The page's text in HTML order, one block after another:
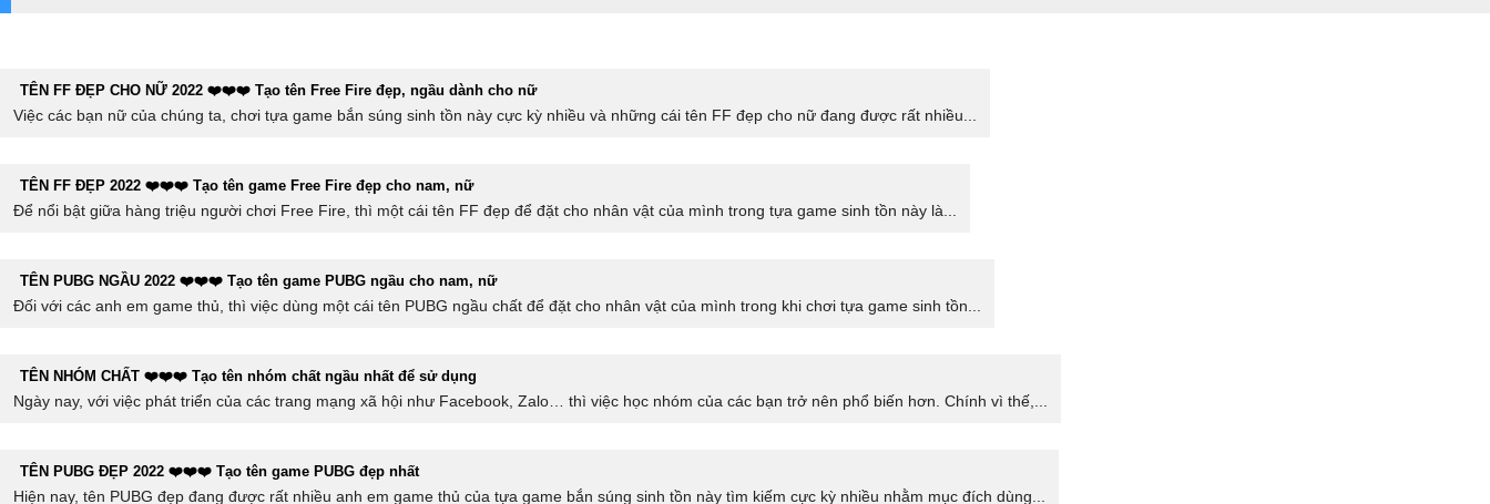
TÊN FF ĐẸP CHO NỮ 2022 ❤️❤️❤️ Tạo tên Free Fire đẹp, ngầu dành cho nữ
Việc các bạn nữ của chúng ta, chơi tựa game bắn súng sinh tồn này cực kỳ nhiều và những cái tên FF đẹp cho nữ đang được rất nhiều...
TÊN FF ĐẸP 2022 ❤️❤️❤️ Tạo tên game Free Fire đẹp cho nam, nữ
Để nổi bật giữa hàng triệu người chơi Free Fire, thì một cái tên FF đẹp để đặt cho nhân vật của mình trong tựa game sinh tồn này là...
TÊN PUBG NGẦU 2022 ❤️❤️❤️ Tạo tên game PUBG ngầu cho nam, nữ
Đối với các anh em game thủ, thì việc dùng một cái tên PUBG ngầu chất để đặt cho nhân vật của mình trong khi chơi tựa game sinh tồn...
TÊN NHÓM CHẤT ❤️❤️❤️ Tạo tên nhóm chất ngầu nhất để sử dụng
Ngày nay, với việc phát triển của các trang mạng xã hội như Facebook, Zalo… thì việc học nhóm của các bạn trở nên phổ biến hơn. Chính vì thế,...
TÊN PUBG ĐẸP 2022 ❤️❤️❤️ Tạo tên game PUBG đẹp nhất
Hiện nay, tên PUBG đẹp đang được rất nhiều anh em game thủ của tựa game bắn súng sinh tồn này tìm kiếm cực kỳ nhiều nhằm mục đích dùng...